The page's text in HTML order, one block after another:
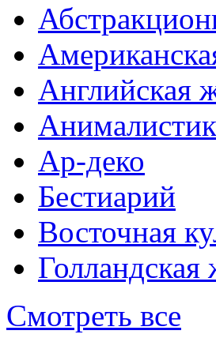
Английская
Ар-деко
Бестиарий
Восточная
Голландская
Смотреть все